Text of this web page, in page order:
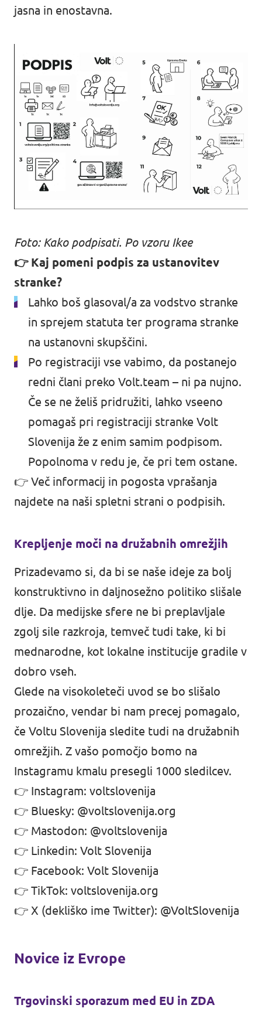
jasna in enostavna.
Foto: Kako podpisati. Po vzoru Ikee
👉 Kaj pomeni podpis za ustanovitev
stranke?
Lahko boš glasoval/a za vodstvo stranke
in sprejem statuta ter programa stranke
na ustanovni skupščini.
Po registraciji vse vabimo, da postanejo
redni člani preko Volt.team – ni pa nujno.
Če se ne želiš pridružiti, lahko vseeno
pomagaš pri registraciji stranke Volt
Slovenija že z enim samim podpisom.
Popolnoma v redu je, če pri tem ostane.
👉 Več informacij in pogosta vprašanja
najdete na naši spletni strani o podpisih.
Krepljenje moči na družabnih omrežjih
Prizadevamo si, da bi se naše ideje za bolj
konstruktivno in daljnosežno politiko slišale
dlje. Da medijske sfere ne bi preplavljale
zgolj sile razkroja, temveč tudi take, ki bi
mednarodne, kot lokalne institucije gradile v
dobro vseh.
Glede na visokoleteči uvod se bo slišalo
prozaično, vendar bi nam precej pomagalo,
če Voltu Slovenija sledite tudi na družabnih
omrežjih. Z vašo pomočjo bomo na
Instagramu kmalu presegli 1000 sledilcev.
👉 Instagram: voltslovenija
👉 Bluesky: @voltslovenija.org‬
👉 Mastodon: @voltslovenija
👉 Linkedin: Volt Slovenija
👉 Facebook: Volt Slovenija
👉 TikTok: voltslovenija.org
👉 X (dekliško ime Twitter): @VoltSlovenija
Novice iz Evrope
Trgovinski sporazum med EU in ZDA